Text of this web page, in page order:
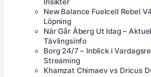
New Balance Fuelcell Rebel
Löpning
När Går Åberg Ut Idag –
Tävlingsinfo
Borg 24/7 – Inblick i
Streaming
Khamzat Chimaev vs Dricus